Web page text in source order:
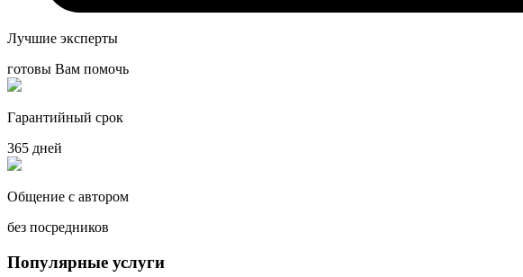
Лучшие эксперты
готовы Вам помочь
Гарантийный срок
365 дней
Общение с автором
без посредников
Популярные услуги